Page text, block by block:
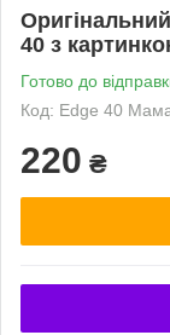
40 з
Готово до
Код: Edge 40
220 ₴